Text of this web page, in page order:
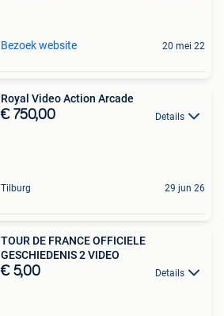
Bezoek website 20 mei 22
Royal Video Action Arcade
€ 750,00 Details
Tilburg 29 jun 26
TOUR DE FRANCE OFFICIELE
GESCHIEDENIS 2 VIDEO
€ 5,00 Details